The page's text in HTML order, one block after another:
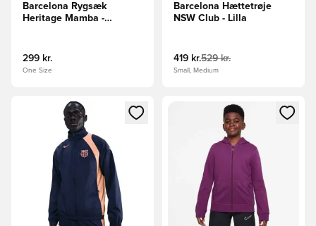
Barcelona Rygsæk
Heritage Mamba -
299 kr.
One Size
Barcelona Hættetrøje
NSW Club - Lilla
419 kr.529 kr.
Small, Medium
Åbner en Modal til at logge ind eller tilmelde dig som
Åbner en Modal til at logge